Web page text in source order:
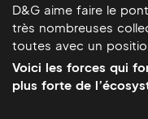
D&G aime faire le
très nombreuses
toutes avec un
Voici les forces qui
plus forte de